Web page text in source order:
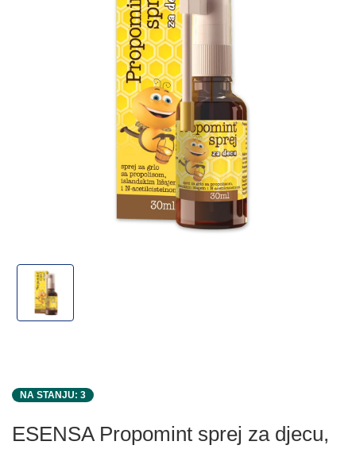
NA STANJU: 3
ESENSA Propomint sprej za djecu,